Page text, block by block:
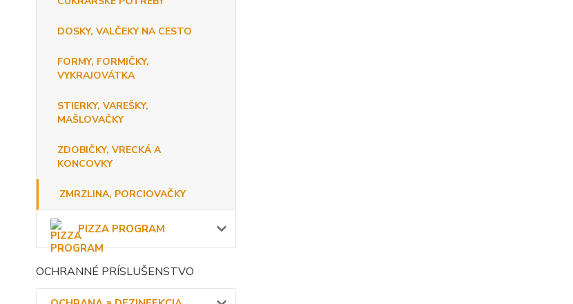
DOSKY, VALČEKY NA CESTO
FORMY, FORMIČKY,
VYKRAJOVÁTKA
STIERKY, VAREŠKY,
MAŠLOVAČKY
ZDOBIČKY, VRECKÁ A
KONCOVKY
ZMRZLINA, PORCIOVAČKY
PIZZA PROGRAM
OCHRANNÉ PRÍSLUŠENSTVO